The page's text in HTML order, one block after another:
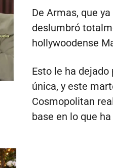
De Armas, que
deslumbró
hollywoodense
Esto le ha
única, y este
Cosmopolitan
base en lo que